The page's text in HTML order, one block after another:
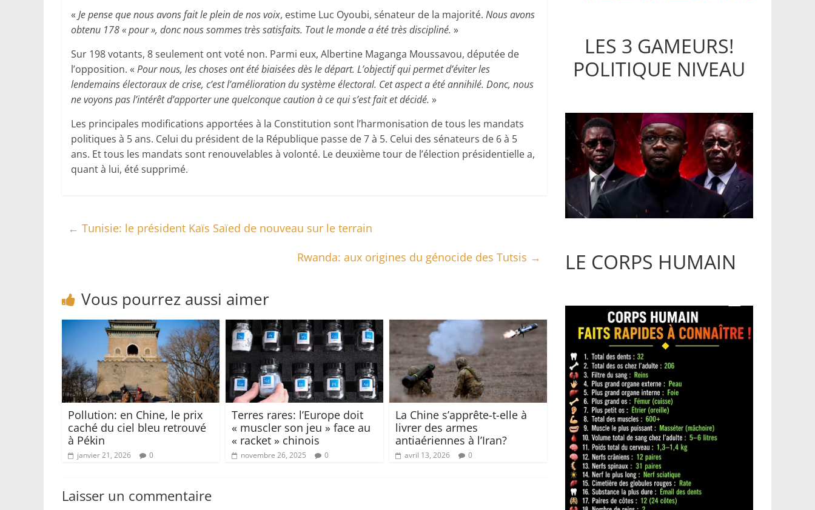
« Je pense que nous avons fait le plein de nos voix, estime Luc Oyoubi, sénateur de la majorité. Nous avons
obtenu 178 « pour », donc nous sommes très satisfaits. Tout le monde a été très discipliné. »
Sur 198 votants, 8 seulement ont voté non. Parmi eux, Albertine Maganga Moussavou, députée de
l’opposition. « Pour nous, les choses ont été biaisées dès le départ. L’objectif qui permet d’éviter les
lendemains électoraux de crise, c’est l’amélioration du système électoral. Cet aspect a été annihilé. Donc, nous
ne voyons pas l’intérêt d’apporter une quelconque caution à ce qui s’est fait et décidé. »
Les principales modifications apportées à la Constitution sont l’harmonisation de tous les mandats
politiques à 5 ans. Celui du président de la République passe de 7 à 5. Celui des sénateurs de 6 à 5
ans. Et tous les mandats sont renouvelables à volonté. Le deuxième tour de l’élection présidentielle a,
quant à lui, été supprimé.
← Tunisie: le président Kaïs Saïed de nouveau sur le terrain
Rwanda: aux origines du génocide des Tutsis →
Vous pourrez aussi aimer
Pollution: en Chine, le prix
caché du ciel bleu retrouvé
à Pékin
janvier 21, 2026 0
Terres rares: l’Europe doit
« muscler son jeu » face au
« racket » chinois
novembre 26, 2025 0
La Chine s’apprête-t-elle à
livrer des armes
antiaériennes à l’Iran?
avril 13, 2026 0
Laisser un commentaire
LES 3 GAMEURS!
POLITIQUE NIVEAU
LE CORPS HUMAIN